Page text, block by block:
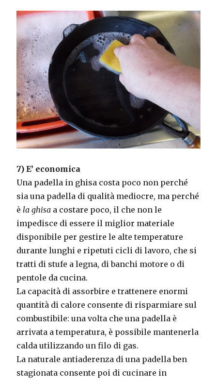
7) E’ economica
Una padella in ghisa costa poco non perché
sia una padella di qualità mediocre, ma perché
èla ghisa a costare poco, il che non le
impedisce di essere il miglior materiale
disponibile per gestire le alte temperature
durante lunghi e ripetuti cicli di lavoro, che si
tratti di stufe a legna, di banchi motore o di
pentole da cucina.
La capacità di assorbire e trattenere enormi
quantità di calore consente di risparmiare sul
combustibile: una volta che una padella è
arrivata a temperatura, è possibile mantenerla
calda utilizzando un filo di gas.
La naturale antiaderenza di una padella ben
stagionata consente poi di cucinare in